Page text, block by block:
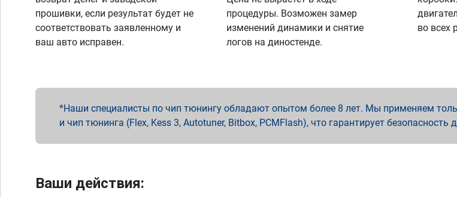
прошивки, если результат будет не
соответствовать заявленному и
ваш авто исправен.
процедуры. Возможен замер
изменений динамики и снятие
логов на диностенде.
во всех
Наши специалисты по чип тюнингу обладают опытом более 8 лет. Мы применяем
и чип тюнинга (Flex, Kess 3, Autotuner, Bitbox, PCMFlash), что гарантирует безопасность
Ваши действия: